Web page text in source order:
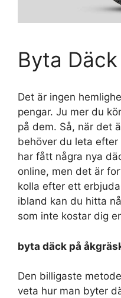
Byta
Det är ingen
pengar. Ju mer du
på dem. Så, när det
behöver du leta
har fått några nya
online, men det är
kolla efter ett
ibland kan du hitta
som inte kostar dig
byta däck på
Den billigaste
veta hur man byter